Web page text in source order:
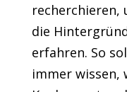
recherchieren,
die
erfahren. So
immer wissen,